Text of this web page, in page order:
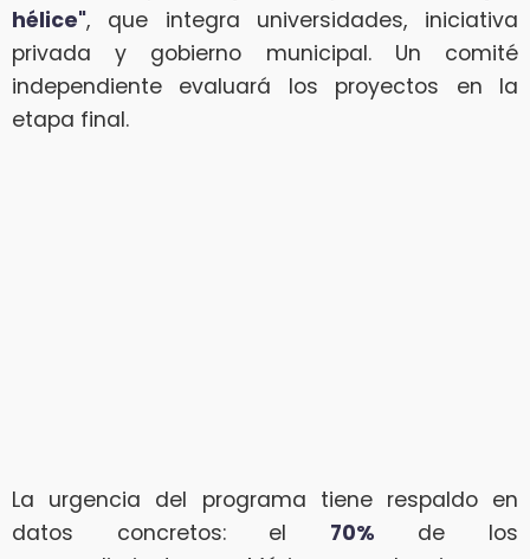
hélice", que integra universidades, iniciativa
privada y gobierno municipal. Un comité
independiente evaluará los proyectos en la
etapa final.
La urgencia del programa tiene respaldo en
datos concretos: el 70% de los